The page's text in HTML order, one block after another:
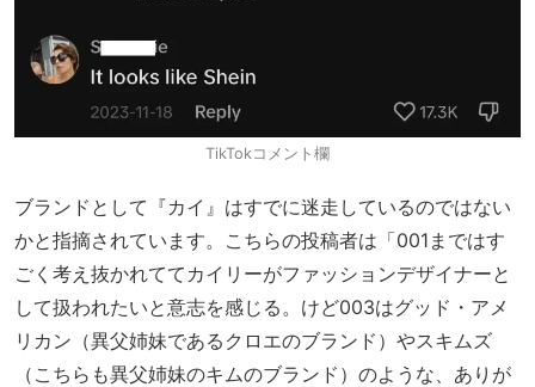
TikTokコメント欄
ブランドとして『カイ』はすでに迷走しているのではない
かと指摘されています。こちらの投稿者は「001まではす
ごく考え抜かれててカイリーがファッションデザイナーと
して扱われたいと意志を感じる。けど003はグッド・アメ
リカン（異父姉妹であるクロエのブランド）やスキムズ
（こちらも異父姉妹のキムのブランド）のような、ありが